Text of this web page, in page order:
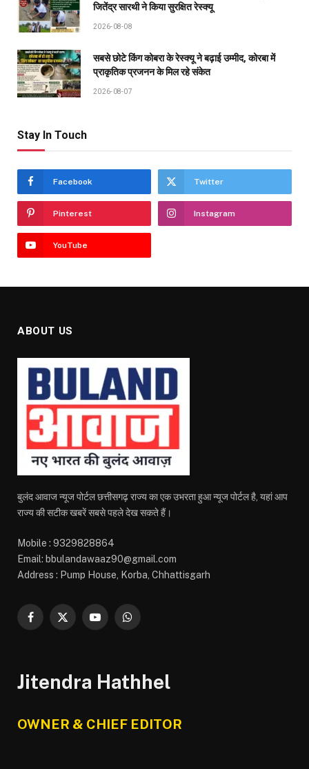
जितेंद्र सारथी ने किया सुरक्षित रेस्क्यू
2026-08-08
सबसे छोटे किंग कोबरा के रेस्क्यू ने बढ़ाई उम्मीद, कोरबा में
प्राकृतिक प्रजनन के मिल रहे संकेत
2026-08-07
Stay In Touch
Facebook Twitter
Pinterest Instagram
YouTube
ABOUT US
बुलंद आवाज न्यूज पोर्टल छत्तीसगढ़ राज्य का एक उभरता हुआ न्यूज पोर्टल है, यहां आप
राज्य की सटीक खबरें सबसे पहले देख सकते हैं।
Mobile : 9329828864
Email: bbulandawaaz90@gmail.com
Address : Pump House, Korba, Chhattisgarh
Facebook
X
YouTubeWhatsApp
Jitendra Hathhel
OWNER & CHIEF EDITOR